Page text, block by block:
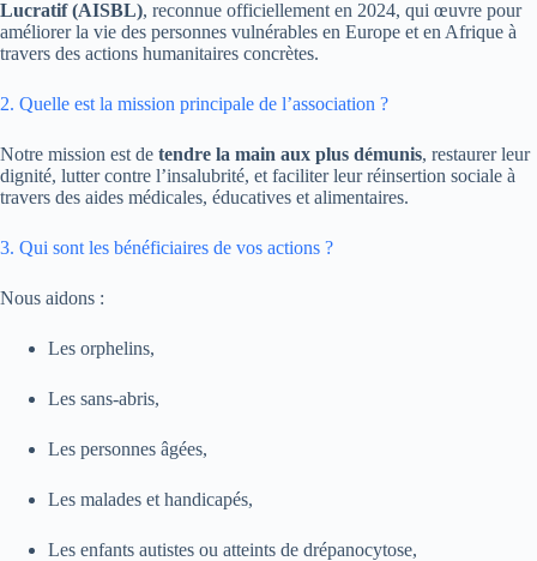
Lucratif (AISBL), reconnue officiellement en 2024, qui œuvre pour
améliorer la vie des personnes vulnérables en Europe et en Afrique à
travers des actions humanitaires concrètes.
2. Quelle est la mission principale de l’association ?
Notre mission est de tendre la main aux plus démunis, restaurer leur
dignité, lutter contre l’insalubrité, et faciliter leur réinsertion sociale à
travers des aides médicales, éducatives et alimentaires.
3. Qui sont les bénéficiaires de vos actions ?
Nous aidons :
Les orphelins,
Les sans-abris,
Les personnes âgées,
Les malades et handicapés,
Les enfants autistes ou atteints de drépanocytose,